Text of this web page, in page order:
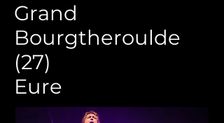
Grand
Bourgtheroulde
(27)
Eure